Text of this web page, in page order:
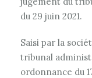
du 29 juin 2021.
Saisi par la
tribunal
ordonnance du